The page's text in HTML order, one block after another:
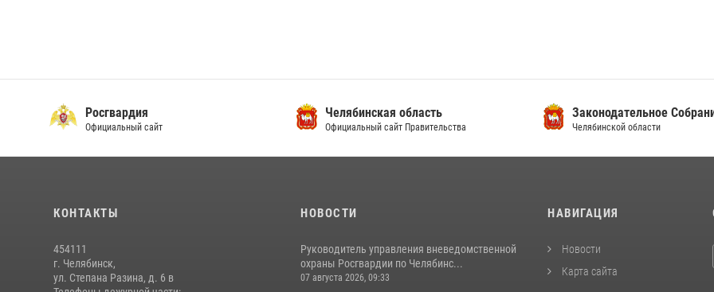
Росгвардия
Официальный сайт
Челябинская область
Официальный сайт Правительства
Законодательное
Челябинской области
КОНТАКТЫ
454111
г. Челябинск,
ул. Степана Разина, д. 6 в
НОВОСТИ
Руководитель управления вневедомственной
охраны Росгвардии по Челябинс...
07 августа 2026, 09:33
НАВИГАЦИЯ
Новости
Карта сайта